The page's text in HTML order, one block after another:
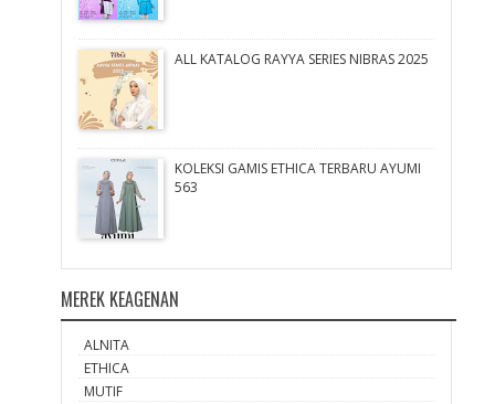
ALL KATALOG RAYYA SERIES NIBRAS 2025
KOLEKSI GAMIS ETHICA TERBARU AYUMI
563
MEREK KEAGENAN
ALNITA
ETHICA
MUTIF